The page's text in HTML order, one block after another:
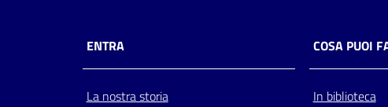
ENTRA
La nostra storia
COSA PUOI
In biblioteca